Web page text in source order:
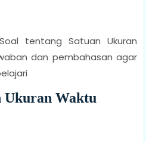
Soal tentang Satuan Ukuran
dan pembahasan agar
Ukuran Waktu